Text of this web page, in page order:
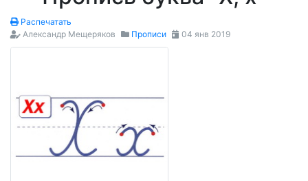
Распечатать
Александр Мещеряков
Прописи 04 янв 2019